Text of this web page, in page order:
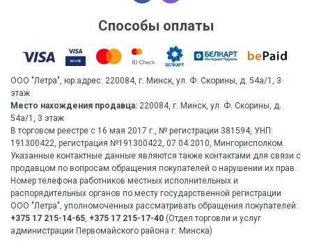
Способы оплаты
ООО "Летра", юр.адрес: 220084, г. Минск, ул. Ф. Скорины, д. 54а/1, 3
этаж
Место нахождения продавца: 220084, г. Минск, ул. Ф. Скорины, д.
54а/1, 3 этаж
В торговом реестре с 16 мая 2017 г., № регистрации 381594, УНП:
191300422, регистрация №191300422, 07.04.2010, Мингорисполком.
Указанные контактные данные являются также контактами для связи с
продавцом по вопросам обращения покупателей о нарушении их прав.
Номер телефона работников местных исполнительных и
распорядительных органов по месту государственной регистрации
ООО "Летра", уполномоченных рассматривать обращения покупателей:
+375 17 215-14-65, +375 17 215-17-40 (Отдел торговли и услуг
администрации Первомайского района г. Минска)